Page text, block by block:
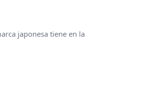
japonesa tiene en la